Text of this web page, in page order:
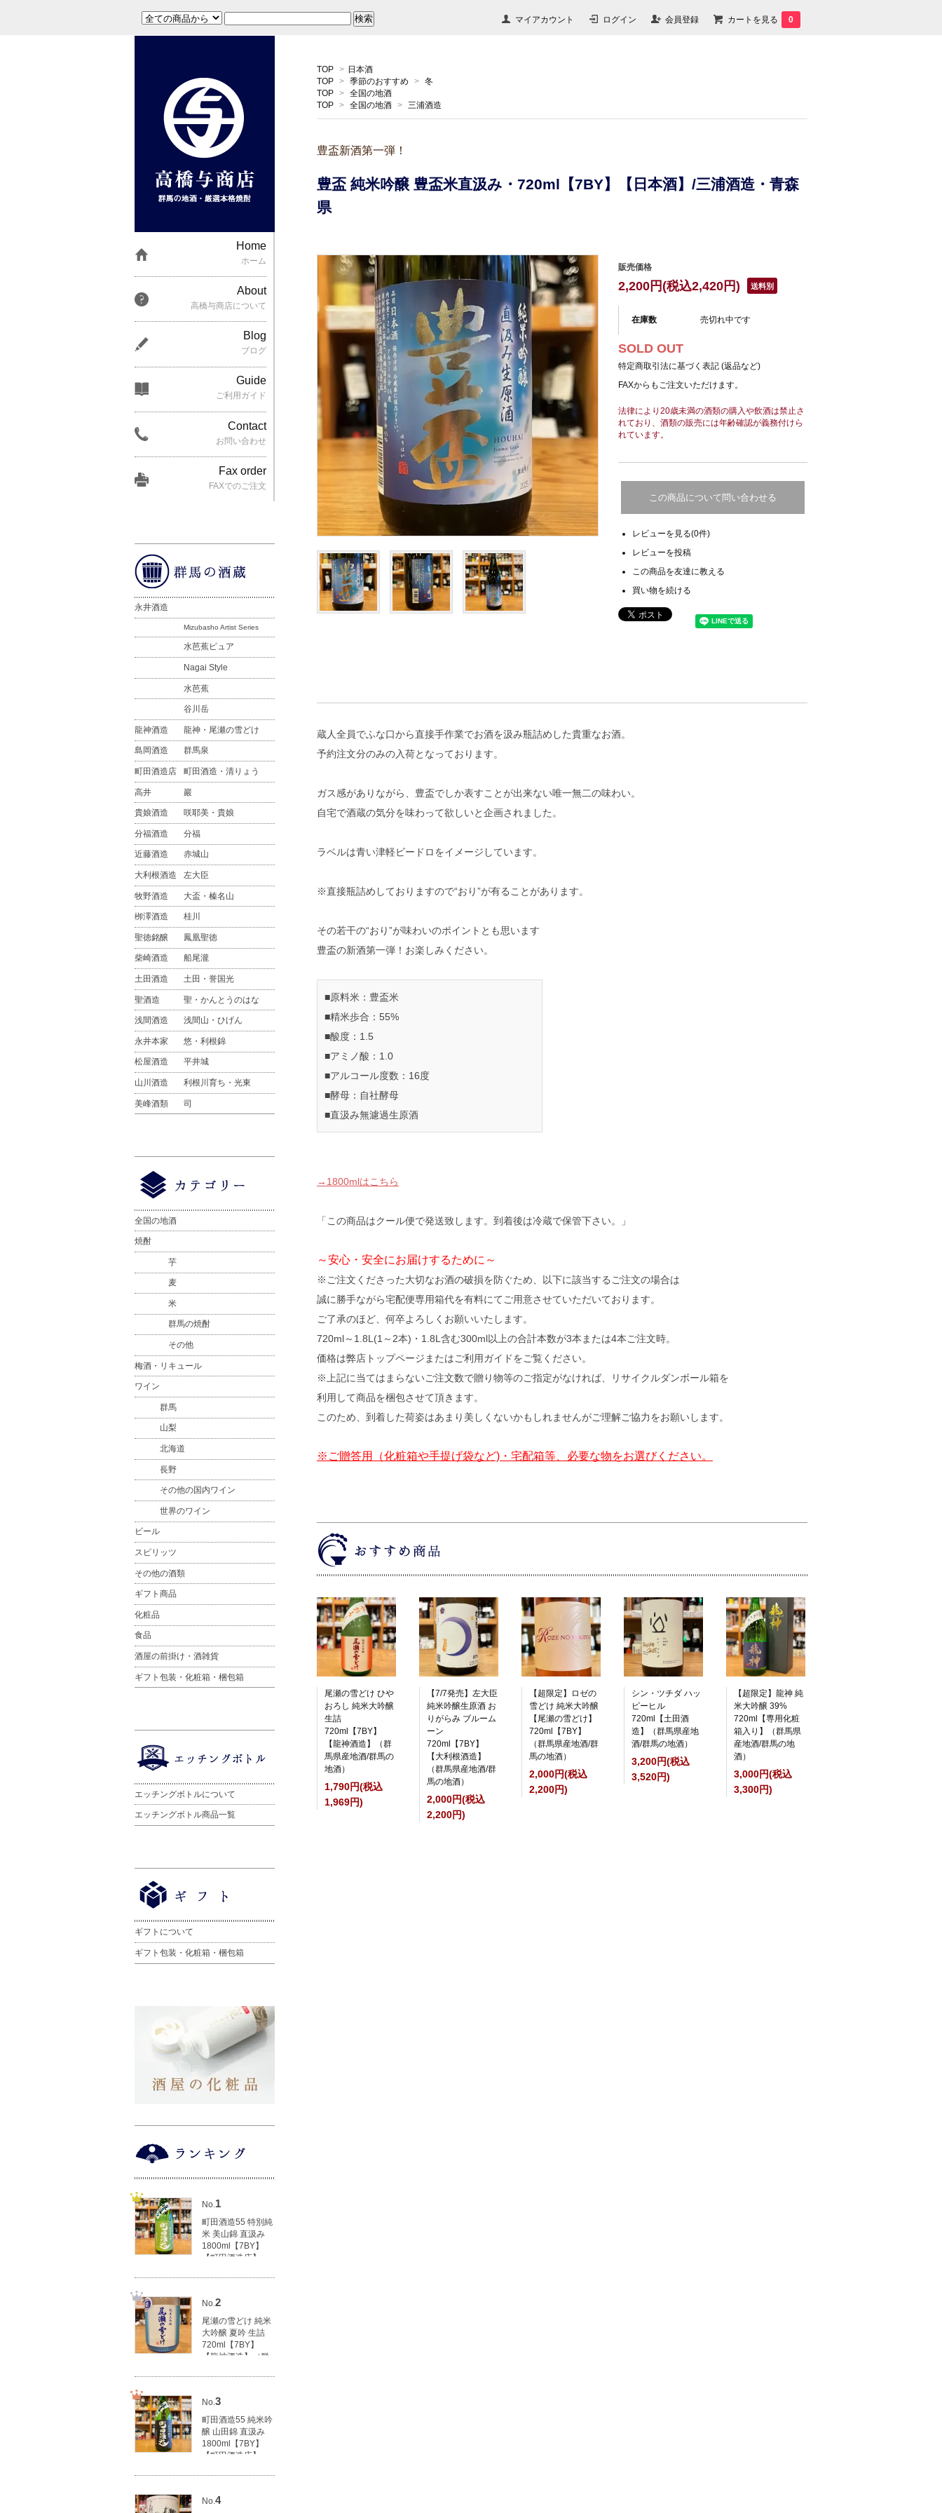
マイアカウント ログイン 会員登録 カートを見る 0
TOP > 日本酒
TOP > 季節のおすすめ > 冬
TOP > 全国の地酒
TOP > 全国の地酒 > 三浦酒造
豊盃新酒第一弾！
豊盃 純米吟醸 豊盃米直汲み・720ml【7BY】【日本酒】/三浦酒造・青森
県
販売価格
2,200円(税込2,420円) 送料別
在庫数 売切れ中です
SOLD OUT
特定商取引法に基づく表記 (返品など)
FAXからもご注文いただけます。
法律により20歳未満の酒類の購入や飲酒は禁止さ
れており、酒類の販売には年齢確認が義務付けら
れています。
この商品について問い合わせる
レビューを見る(0件)
レビューを投稿
この商品を友達に教える
買い物を続ける
蔵人全員でふな口から直接手作業でお酒を汲み瓶詰めした貴重なお酒。
予約注文分のみの入荷となっております。
ガス感がありながら、豊盃でしか表すことが出来ない唯一無二の味わい。
自宅で酒蔵の気分を味わって欲しいと企画されました。
ラベルは青い津軽ビードロをイメージしています。
※直接瓶詰めしておりますので“おり”が有ることがあります。
その若干の“おり”が味わいのポイントとも思います
豊盃の新酒第一弾！お楽しみください。
■原料米：豊盃米
■精米歩合：55%
■酸度：1.5
■アミノ酸：1.0
■アルコール度数：16度
■酵母：自社酵母
■直汲み無濾過生原酒
→1800mlはこちら
「この商品はクール便で発送致します。到着後は冷蔵で保管下さい。」
～安心・安全にお届けするために～
※ご注文くださった大切なお酒の破損を防ぐため、以下に該当するご注文の場合は
誠に勝手ながら宅配便専用箱代を有料にてご用意させていただいております。
ご了承のほど、何卒よろしくお願いいたします。
720ml～1.8L(1～2本)・1.8L含む300ml以上の合計本数が3本または4本ご注文時。
価格は弊店トップページまたはご利用ガイドをご覧ください。
※上記に当てはまらないご注文数で贈り物等のご指定がなければ、リサイクルダンボール箱を
利用して商品を梱包させて頂きます。
このため、到着した荷姿はあまり美しくないかもしれませんがご理解ご協力をお願いします。
※ご贈答用（化粧箱や手提げ袋など)・宅配箱等、必要な物をお選びください。
尾瀬の雪どけ ひや
おろし 純米大吟醸
生詰
720ml【7BY】
【龍神酒造】（群
馬県産地酒/群馬の
地酒）
1,790円(税込
1,969円)
【7/7発売】左大臣
純米吟醸生原酒 お
りがらみ ブルーム
ーン
720ml【7BY】
【大利根酒造】
（群馬県産地酒/群
馬の地酒）
2,000円(税込
2,200円)
【超限定】ロゼの
雪どけ 純米大吟醸
【尾瀬の雪どけ】
720ml【7BY】
（群馬県産地酒/群
馬の地酒）
2,000円(税込
2,200円)
シン・ツチダ ハッ
ピーヒル
720ml【土田酒
造】（群馬県産地
酒/群馬の地酒）
3,200円(税込
3,520円)
【超限定】龍神 純
米大吟醸 39%
720ml【専用化粧
箱入り】（群馬県
産地酒/群馬の地
酒）
3,000円(税込
3,300円)
Home
ホーム
About
高橋与商店について
Blog
ブログ
Guide
ご利用ガイド
Contact
お問い合わせ
Fax order
FAXでのご注文
永井酒造
Mizubasho Artist Series
水芭蕉ピュア
Nagai Style
水芭蕉
谷川岳
龍神酒造 龍神・尾瀬の雪どけ
島岡酒造 群馬泉
町田酒造店 町田酒造・清りょう
高井 巖
貴娘酒造 咲耶美・貴娘
分福酒造 分福
近藤酒造 赤城山
大利根酒造 左大臣
牧野酒造 大盃・榛名山
栁澤酒造 桂川
聖徳銘醸 鳳凰聖徳
柴崎酒造 船尾瀧
土田酒造 土田・誉国光
聖酒造 聖・かんとうのはな
浅間酒造 浅間山・ひげん
永井本家 悠・利根錦
松屋酒造 平井城
山川酒造 利根川育ち・光東
美峰酒類 司
全国の地酒
焼酎
芋
麦
米
群馬の焼酎
その他
梅酒・リキュール
ワイン
群馬
山梨
北海道
長野
その他の国内ワイン
世界のワイン
ビール
スピリッツ
その他の酒類
ギフト商品
化粧品
食品
酒屋の前掛け・酒雑貨
ギフト包装・化粧箱・梱包箱
エッチングボトルについて
エッチングボトル商品一覧
ギフトについて
ギフト包装・化粧箱・梱包箱
No.1
町田酒造55 特別純
米 美山錦 直汲み
1800ml【7BY】
【町田酒造店】
円)
No.2
尾瀬の雪どけ 純米
大吟醸 夏吟 生詰
720ml【7BY】
【龍神酒造】（群
円)
No.3
町田酒造55 純米吟
醸 山田錦 直汲み
1800ml【7BY】
【町田酒造店】
円)
No.4